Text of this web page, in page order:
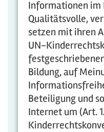
Informationen
Qualitätsvolle,
setzen mit ihren
UN-
Bildung, auf
Beteiligung und
Internet um (Art.